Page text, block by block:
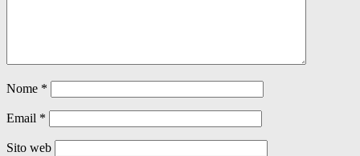
Nome *
Email *
Sito web